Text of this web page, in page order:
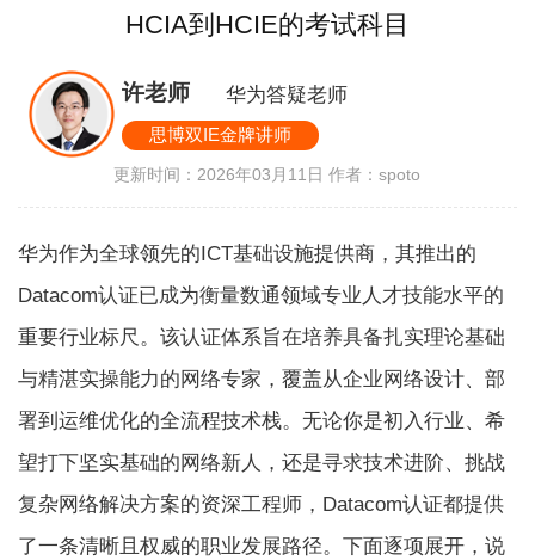
HCIA到HCIE的考试科目
许老师 华为答疑老师
思博双IE金牌讲师
更新时间：2026年03月11日作者：spoto
华为作为全球领先的ICT基础设施提供商，其推出的
Datacom认证已成为衡量数通领域专业人才技能水平的
重要行业标尺。该认证体系旨在培养具备扎实理论基础
与精湛实操能力的网络专家，覆盖从企业网络设计、部
署到运维优化的全流程技术栈。无论你是初入行业、希
望打下坚实基础的网络新人，还是寻求技术进阶、挑战
复杂网络解决方案的资深工程师，Datacom认证都提供
了一条清晰且权威的职业发展路径。下面逐项展开，说